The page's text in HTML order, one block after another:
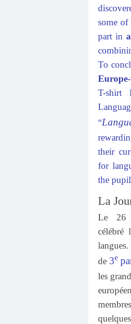
some of
part in
To
T-shirt
“
their
for
the
La
Le 26
célébré
de 3e
les